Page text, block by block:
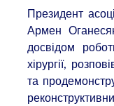
Президент
Армен
досвідом
хірургії,
та